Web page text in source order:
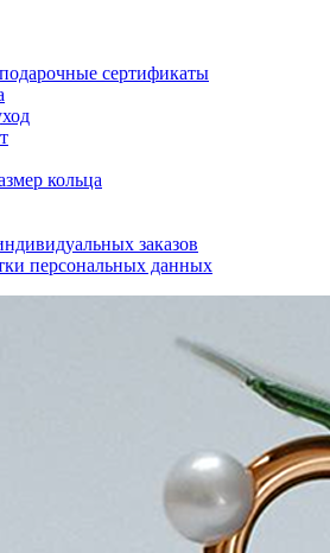
сертификаты
кольца
заказов
персональных данных